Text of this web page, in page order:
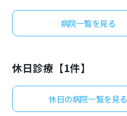
病院一覧を見る
休日診療【1件】
休日の病院一覧を見る